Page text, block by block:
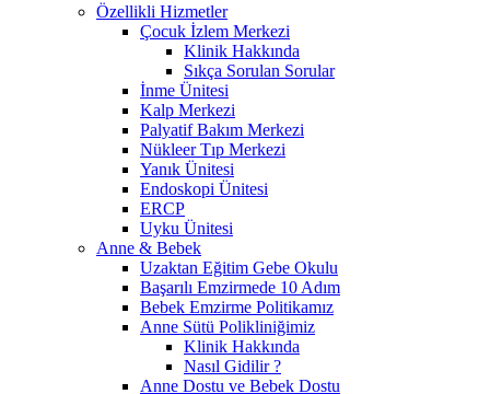
Özellikli Hizmetler
Çocuk İzlem Merkezi
Klinik Hakkında
Sıkça Sorulan Sorular
İnme Ünitesi
Kalp Merkezi
Palyatif Bakım Merkezi
Nükleer Tıp Merkezi
Yanık Ünitesi
Endoskopi Ünitesi
ERCP
Uyku Ünitesi
Anne & Bebek
Uzaktan Eğitim Gebe Okulu
Başarılı Emzirmede 10 Adım
Bebek Emzirme Politikamız
Anne Sütü Polikliniğimiz
Klinik Hakkında
Nasıl Gidilir ?
Anne Dostu ve Bebek Dostu